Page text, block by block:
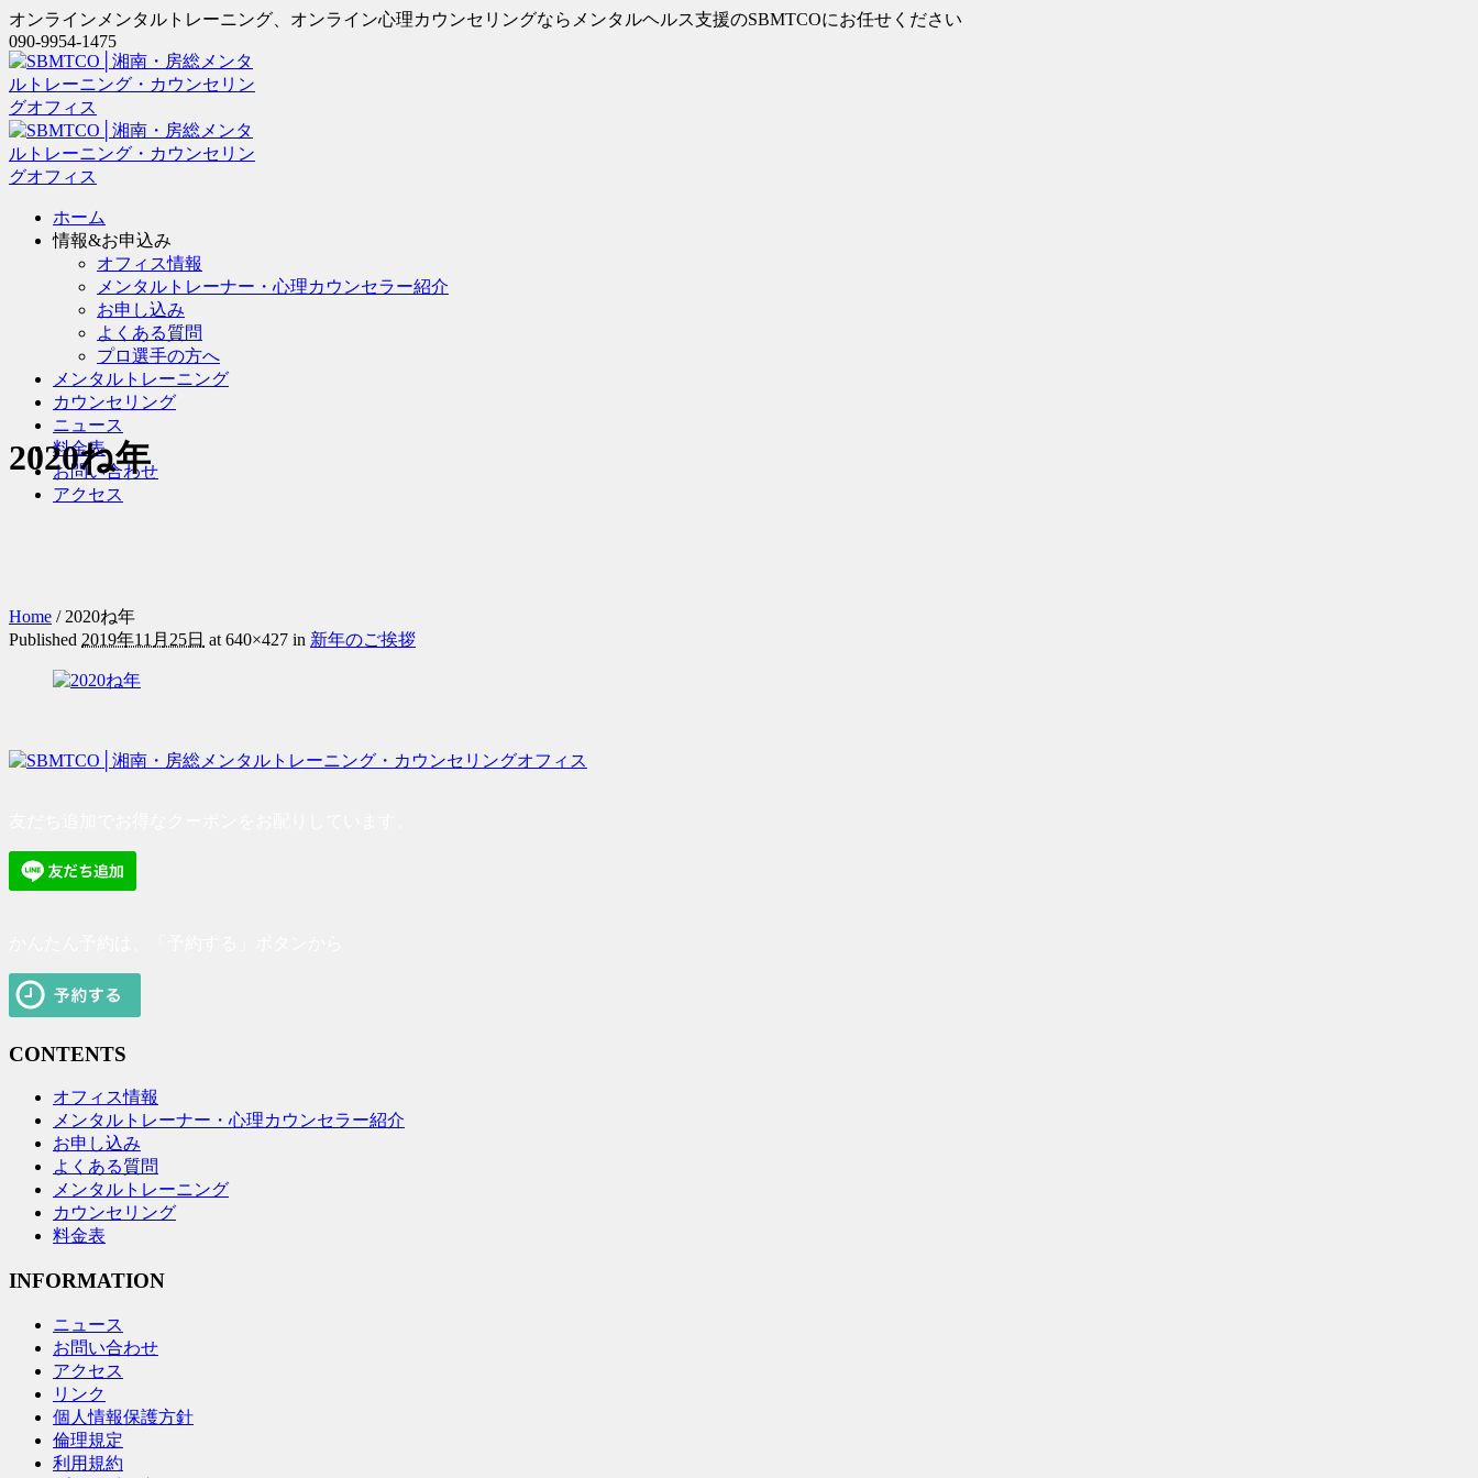
オンラインメンタルトレーニング、オンライン心理カウンセリングならメンタルヘルス支援のSBMTCOにお任せください
090-9954-1475
ホーム
情報&お申込み
オフィス情報
メンタルトレーナー・心理カウンセラー紹介
お申し込み
よくある質問
プロ選手の方へ
メンタルトレーニング
カウンセリング
ニュース
料金表
お問い合わせ
アクセス
2020ね年
Home / 2020ね年
Published 2019年11月25日 at 640×427 in 新年のご挨拶
CONTENTS
オフィス情報
メンタルトレーナー・心理カウンセラー紹介
お申し込み
よくある質問
メンタルトレーニング
カウンセリング
料金表
INFORMATION
ニュース
お問い合わせ
アクセス
リンク
個人情報保護方針
倫理規定
利用規約